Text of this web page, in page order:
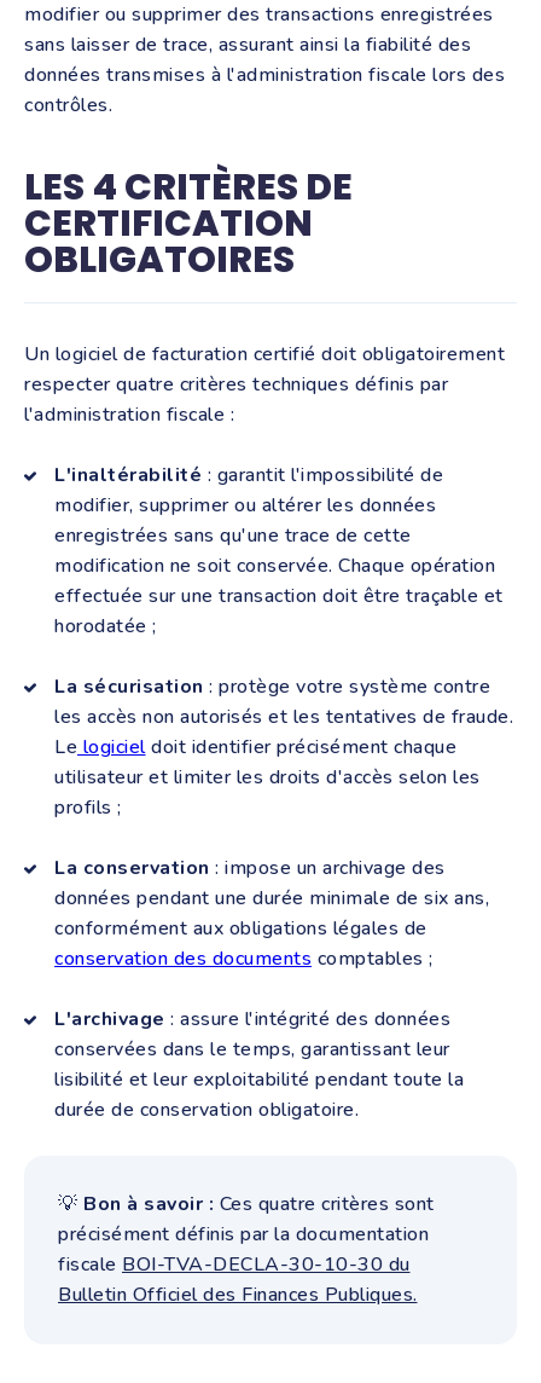
modifier ou supprimer des transactions enregistrées
sans laisser de trace, assurant ainsi la fiabilité des
données transmises à l'administration fiscale lors des
contrôles.
LES 4 CRITÈRES DE
CERTIFICATION
OBLIGATOIRES
Un logiciel de facturation certifié doit obligatoirement
respecter quatre critères techniques définis par
l'administration fiscale :
L'inaltérabilité : garantit l'impossibilité de
modifier, supprimer ou altérer les données
enregistrées sans qu'une trace de cette
modification ne soit conservée. Chaque opération
effectuée sur une transaction doit être traçable et
horodatée ;
La sécurisation : protège votre système contre
les accès non autorisés et les tentatives de fraude.
Le logicieldoit identifier précisément chaque
utilisateur et limiter les droits d'accès selon les
profils ;
La conservation : impose un archivage des
données pendant une durée minimale de six ans,
conformément aux obligations légales de
conservation des documents comptables ;
L'archivage : assure l'intégrité des données
conservées dans le temps, garantissant leur
lisibilité et leur exploitabilité pendant toute la
durée de conservation obligatoire.
💡 Bon à savoir : Ces quatre critères sont
précisément définis par la documentation
fiscale BOI-TVA-DECLA-30-10-30 du
Bulletin Officiel des Finances Publiques.